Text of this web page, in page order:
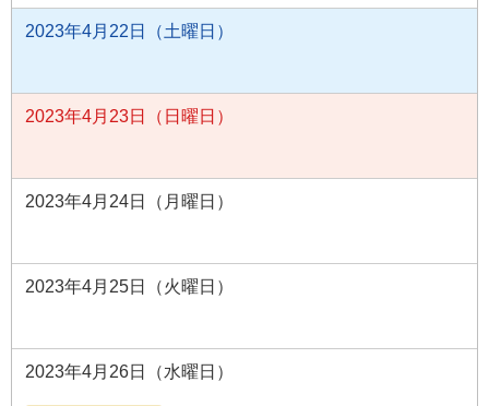
2023年4月22日（土曜日）
2023年4月23日（日曜日）
2023年4月24日（月曜日）
2023年4月25日（火曜日）
2023年4月26日（水曜日）